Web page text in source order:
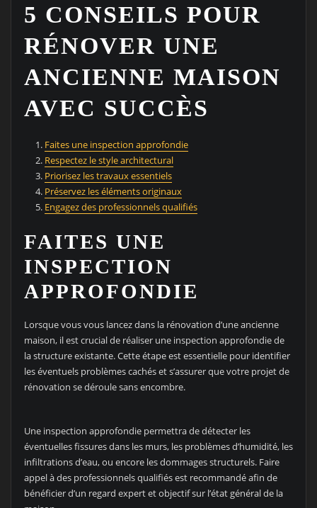
5 CONSEILS POUR
RÉNOVER UNE
ANCIENNE MAISON
AVEC SUCCÈS
Faites une inspection approfondie
Respectez le style architectural
Priorisez les travaux essentiels
Préservez les éléments originaux
Engagez des professionnels qualifiés
FAITES UNE
INSPECTION
APPROFONDIE
Lorsque vous vous lancez dans la rénovation d’une ancienne
maison, il est crucial de réaliser une inspection approfondie de
la structure existante. Cette étape est essentielle pour identifier
les éventuels problèmes cachés et s’assurer que votre projet de
rénovation se déroule sans encombre.
Une inspection approfondie permettra de détecter les
éventuelles fissures dans les murs, les problèmes d’humidité, les
infiltrations d’eau, ou encore les dommages structurels. Faire
appel à des professionnels qualifiés est recommandé afin de
bénéficier d’un regard expert et objectif sur l’état général de la